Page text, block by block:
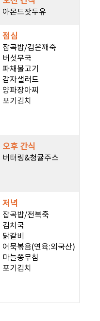
아몬드잣두유
점심
잡곡밥/검은깨죽
버섯무국
파채불고기
감자샐러드
양파장아찌
포기김치
오후 간식
버터링&청귤주스
저녁
잡곡밥/전복죽
김치국
닭갈비
어묵볶음(연육:외국산)
마늘쫑무침
포기김치